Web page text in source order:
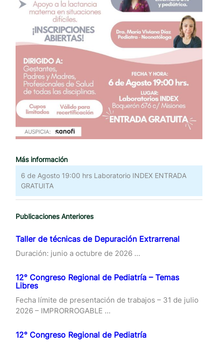
Más información
6 de Agosto 19:00 hrs Laboratorio INDEX ENTRADA
GRATUITA
Publicaciones Anteriores
Taller de técnicas de Depuración Extrarrenal
Duración: junio a octubre de 2026 …
12° Congreso Regional de Pediatría – Temas
Libres
Fecha límite de presentación de trabajos – 31 de julio
2026 – IMPRORROGABLE …
12° Congreso Regional de Pediatría